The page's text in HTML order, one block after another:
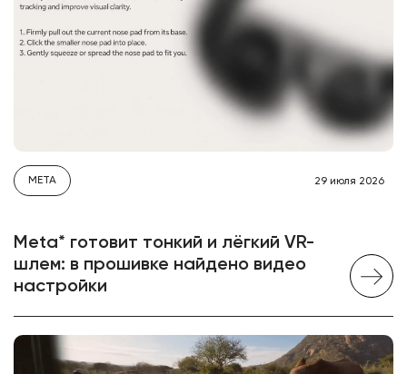
META 29 июля 2026
Meta* готовит тонкий и лёгкий VR-
шлем: в прошивке найдено видео
настройки